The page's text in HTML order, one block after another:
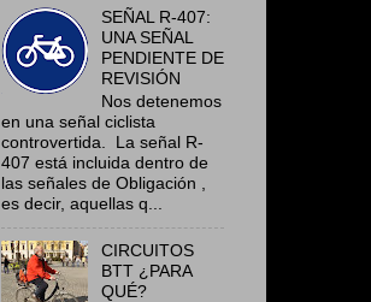
SEÑAL R-407:
UNA SEÑAL
PENDIENTE DE
REVISIÓN
Nos detenemos
en una señal ciclista
controvertida. La señal R-
407 está incluida dentro de
las señales de Obligación ,
es decir, aquellas q...
CIRCUITOS
BTT ¿PARA
QUÉ?